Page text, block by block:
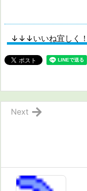
↓↓↓いいね宜しく
Next